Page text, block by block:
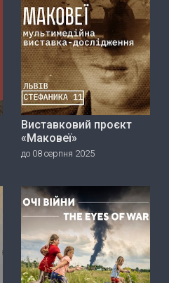
Виставковий проєкт
«Маковеї»
до 08 серпня 2025